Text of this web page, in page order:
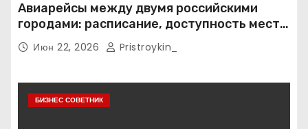
Авиарейсы между двумя российскими
городами: расписание, доступность мест и
тарифные условия
Июн 22, 2026 Pristroykin_
БИЗНЕС СОВЕТНИК